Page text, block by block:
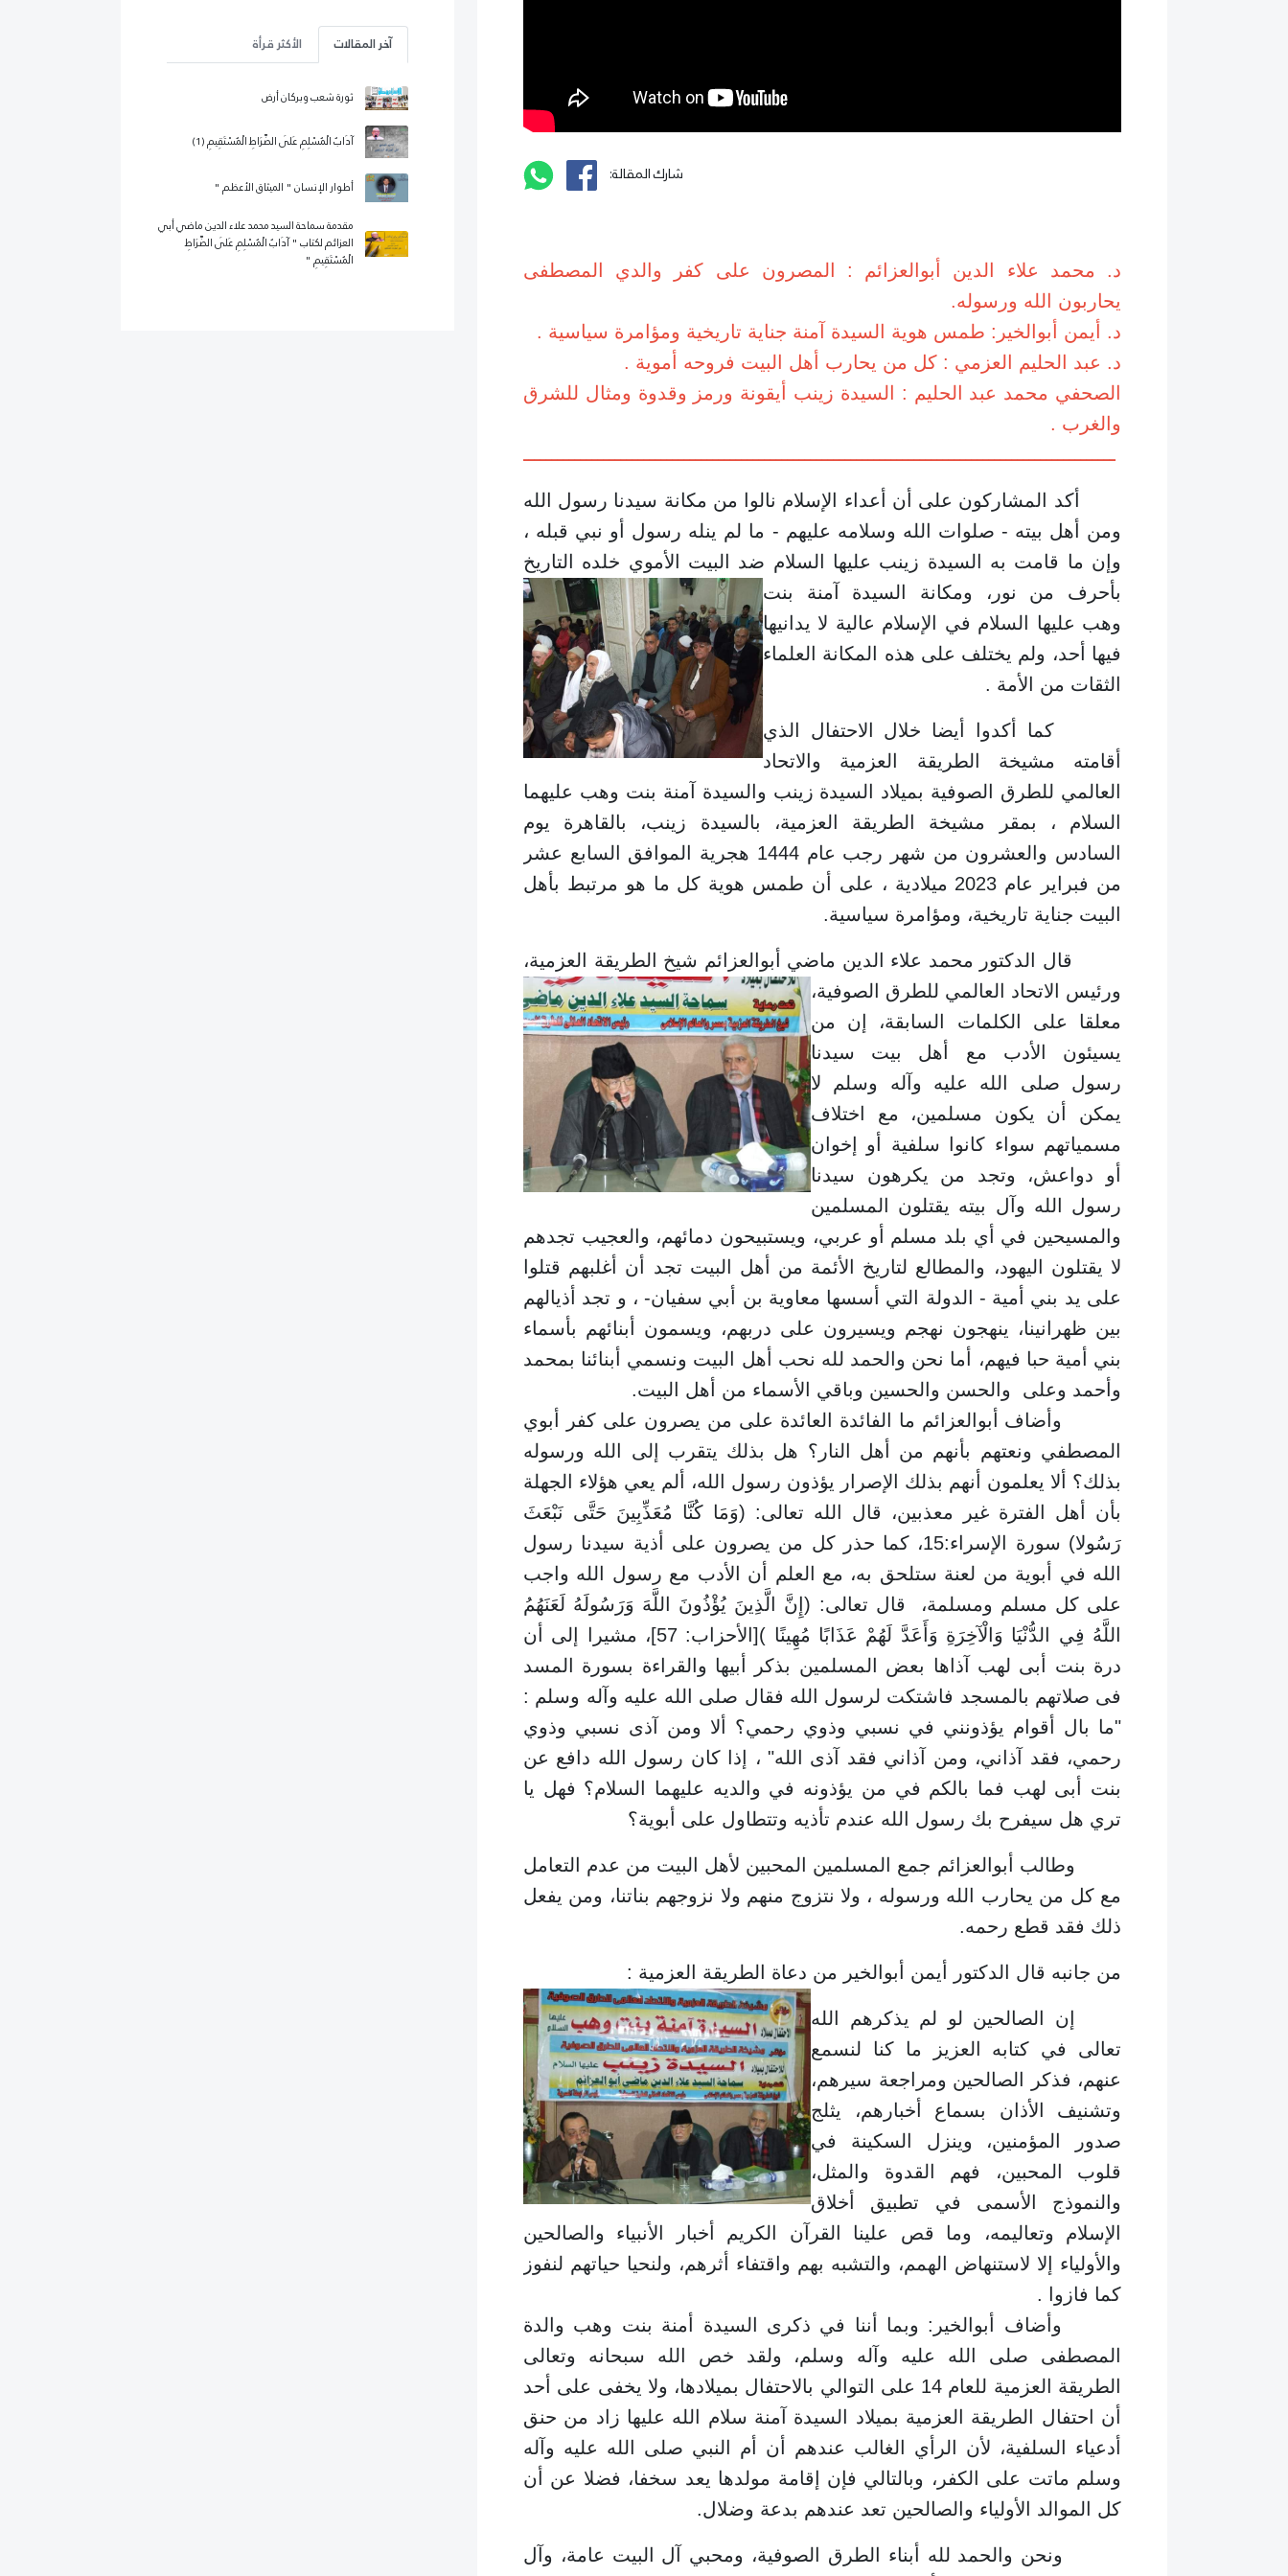
شارك المقالة:
د. محمد علاء الدين أبوالعزائم : المصرون على كفر والدي المصطفى
يحاربون الله ورسوله.
د. أيمن أبوالخير: طمس هوية السيدة آمنة جناية تاريخية ومؤامرة سياسية .
د. عبد الحليم العزمي : كل من يحارب أهل البيت فروحه أموية .
الصحفي محمد عبد الحليم : السيدة زينب أيقونة ورمز وقدوة ومثال للشرق
والغرب .
ـــــــــــــــــــــــــــــــــــــــــــــــــــــــــــــــــــــــــــــــــــــــــــــــــــــــــ
أكد المشاركون على أن أعداء الإسلام نالوا من مكانة سيدنا رسول الله
ومن أهل بيته - صلوات الله وسلامه عليهم - ما لم ينله رسول أو نبي قبله ،
وإن ما قامت به السيدة زينب عليها السلام ضد البيت الأموي خلده التاريخ
بأحرف من نور، ومكانة السيدة آمنة بنت
وهب عليها السلام في الإسلام عالية لا يدانيها
فيها أحد، ولم يختلف على هذه المكانة العلماء
الثقات من الأمة .
كما أكدوا أيضا خلال الاحتفال الذي
أقامته مشيخة الطريقة العزمية والاتحاد
العالمي للطرق الصوفية بميلاد السيدة زينب والسيدة آمنة بنت وهب عليهما
السلام ، بمقر مشيخة الطريقة العزمية، بالسيدة زينب، بالقاهرة يوم
السادس والعشرون من شهر رجب عام 1444 هجرية الموافق السابع عشر
من فبراير عام 2023 ميلادية ، على أن طمس هوية كل ما هو مرتبط بأهل
البيت جناية تاريخية، ومؤامرة سياسية.
قال الدكتور محمد علاء الدين ماضي أبوالعزائم شيخ الطريقة العزمية،
ورئيس الاتحاد العالمي للطر ق الصوفية،
معلقا على الكلمات السابقة، إن من
يسيئون الأدب مع أهل بيت سيدنا
رسول صلى الله عليه وآله وسلم لا
يمكن أن يكون مسلمين، مع اختلاف
مسمياتهم سواء كانوا سلفية أو إخوان
أو دواعش، وتجد من يكرهون سيدنا
رسول الله وآل بيته يقتلون المسلمين
والمسيحين في أي بلد مسلم أو عربي، ويستبيحون دمائهم، والعجيب تجدهم
لا يقتلون اليهود، والمطالع لتاريخ الأئمة من أهل البيت تجد أن أغلبهم قتلوا
على يد بني أمية - الدولة التي أسسها معاوية بن أبي سفيان- ، و تجد أذيالهم
بين ظهرانينا، ينهجون نهجم ويسيرون على دربهم، ويسمون أبنائهم بأسماء
بني أمية حبا فيهم، أما نحن والحمد لله نحب أهل البيت ونسمي أبنائنا بمحمد
وأحمد وعلى والحسن والحسين وباقي الأسماء من أهل البيت.
وأضاف أبوالعزائم ما الفائدة العائدة على من يصرون على كفر أبوي
المصطفي ونعتهم بأنهم من أهل النار؟ هل بذلك يتقرب إلى الله ورسوله
بذلك؟ ألا يعلمون أنهم بذلك الإصرار يؤذون رسول الله، ألم يعي هؤلاء الجهلة
بأن أهل الفترة غير معذبين، قال الله تعالى: (وَمَا كُنَّا مُعَذِّبِينَ حَتَّى نَبْعَثَ
رَسُولا) سورة الإسراء:15، كما حذر كل من يصرون على أذية سيدنا رسول
الله في أبوية من لعنة ستلحق به، مع العلم أن الأدب مع رسول الله واجب
على كل مسلم ومسلمة، قال تعالى: (إِنَّ الَّذِينَ يُؤْذُونَ اللَّهَ وَرَسُولَهُ لَعَنَهُمُ
اللَّهُ فِي الدُّنْيَا وَالْآخِرَةِ وَأَعَدَّ لَهُمْ عَذَابًا مُهِينًا )[الأحزاب: 57]، مشيرا إلى أن
درة بنت أبى لهب آذاها بعض المسلمين بذكر أبيها والقراءة بسورة المسد
فى صلاتهم بالمسجد فاشتكت لرسول الله فقال صلى الله عليه وآله وسلم :
"ما بال أقوام يؤذونني في نسبي وذوي رحمي؟ ألا ومن آذى نسبي وذوي
رحمي، فقد آذاني، ومن آذاني فقد آذى الله" ، إذا كان رسول الله دافع عن
بنت أبى لهب فما بالكم في من يؤذونه في والديه عليهما السلام؟ فهل يا
تري هل سيفرح بك رسول الله عندم تأذيه وتتطاول على أبوية؟
وطالب أبوالعزائم جمع المسلمين المحبين لأهل البيت من عدم التعامل
مع كل من يحارب الله ورسوله ، ولا نتزوج منهم ولا نزوجهم بناتنا، ومن يفعل
ذلك فقد قطع رحمه.
من جانبه قال الدكتور أيمن أبوالخير من دعاة الطريقة العزمية :
إن الصالحين لو لم يذكرهم الله
تعالى في كتابه العزيز ما كنا لنسمع
عنهم، فذكر الصالحين ومراجعة سيرهم،
وتشنيف الأذان بسماع أخبارهم، يثلج
صدور المؤمنين، وينزل السكينة في
قلوب المحبين، فهم القدوة والمثل،
والنموذج الأسمى في تطبيق أخلاق
الإسلام وتعاليمه، وما قص علينا القرآن الكريم أخبار الأنبياء والصالحين
والأولياء إلا لاستنهاض الهمم، والتشبه بهم واقتفاء أثرهم، ولنحيا حياتهم لنفوز
كما فازوا .
وأضاف أبوالخير: وبما أننا في ذكرى السيدة أمنة بنت وهب والدة
المصطفى صلى الله عليه وآله وسلم، ولقد خص الله سبحانه وتعالى
الطريقة العزمية للعام 14 على التوالي بالاحتفال بميلادها، ولا يخفى على أحد
أن احتفال الطريقة العزمية بميلاد السيدة آمنة سلام الله عليها زاد من حنق
أدعياء السلفية، لأن الرأي الغالب عندهم أن أم النبي صلى الله عليه وآله
وسلم ماتت على الكفر، وبالتالي فإن إقامة مولدها يعد سخفا، فضلا عن أن
كل الموالد الأولياء والصالحين تعد عندهم بدعة وضلال.
ونحن والحمد لله أبناء الطرق الصوفية، ومحبي آل البيت عامة، وآل
آخر المقالات الأكثر قرأة
ثورة شعب وبركان أرض
آدَابُ الْمُسْلِمِ عَلَى الصِّرَاطِ الْمُسْتَقِيمِ (1)
أطوار الإنسان " الميثاق الأعظم "
مقدمة سماحة السيد محمد علاء الدين ماضي أبي
العزائم لكتاب " آدَابُ الْمُسْلِمِ عَلَى الصِّرَاطِ
الْمُسْتَقِيمِ "